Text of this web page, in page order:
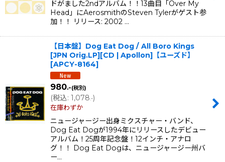
ドがました2ndアルバム！！13曲目「Over My
Head」にAerosmithのSteven Tylerがゲスト参
加！！ リリース: 2002 …
【日本盤】Dog Eat Dog / All Boro Kings
[JPN Orig.LP][CD | Apollon]【ユーズド】
[APCY-8164]
980.-(税別)
(税込: 1,078.-)
在庫わずか
ニュージャージー出身ミクスチャー・バンド、
Dog Eat Dogが1994年にリリースしたデビュー
アルバム！25周年記念盤！12インチ・アナロ
グ！！ Dog Eat Dogは、ニュージャージー州バ
ー…